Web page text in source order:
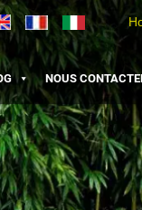
Travel
Agence
de
voyage
au
Vietnam
Viaggio
Vietnam
NOUS